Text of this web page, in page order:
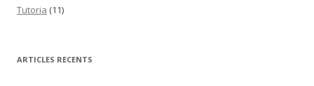
Tutoria (11)
ARTICLES RECENTS